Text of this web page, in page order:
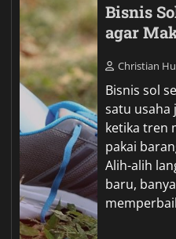
Bisnis
agar
Christian
Bisnis sol
satu usaha
ketika tren
pakai
Alih-alih
baru,